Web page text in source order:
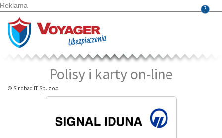
Reklama ?
Polisy i karty on-line
© Sindbad IT Sp. z o.o.